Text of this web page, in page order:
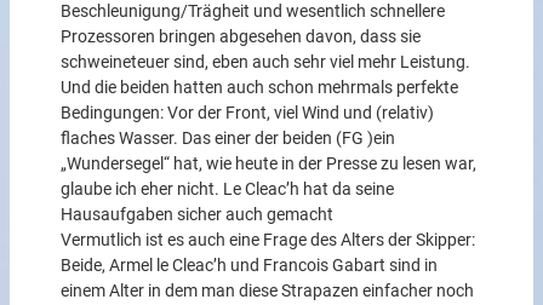
Beschleunigung/Trägheit und wesentlich schnellere
Prozessoren bringen abgesehen davon, dass sie
schweineteuer sind, eben auch sehr viel mehr Leistung.
Und die beiden hatten auch schon mehrmals perfekte
Bedingungen: Vor der Front, viel Wind und (relativ)
flaches Wasser. Das einer der beiden (FG )ein
„Wundersegel“ hat, wie heute in der Presse zu lesen war,
glaube ich eher nicht. Le Cleac’h hat da seine
Hausaufgaben sicher auch gemacht
Vermutlich ist es auch eine Frage des Alters der Skipper:
Beide, Armel le Cleac’h und Francois Gabart sind in
einem Alter in dem man diese Strapazen einfacher noch